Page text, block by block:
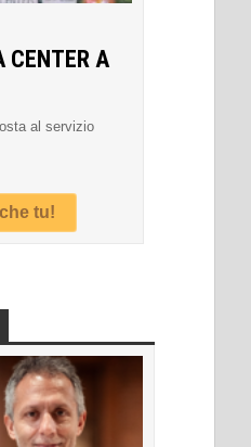
CENTER A
al servizio
tu!